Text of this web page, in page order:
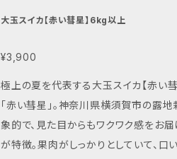
大玉スイカ【赤い彗星】6kg以上
¥3,900
極上の夏を代表する大玉スイカ【赤い彗星】のご案内 夏の楽しみを詰め込ん
「赤い彗星」。神奈川県横須賀市の露
象的で、見た目からもワクワク感をお届けします！ 「赤い彗星」は、シャリッとした
が特徴。果肉がしっかりとしていて、